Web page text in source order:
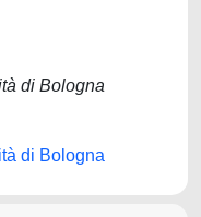
di Bologna
di Bologna